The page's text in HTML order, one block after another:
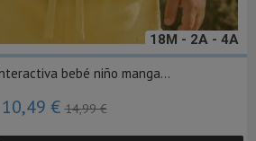
18M - 2A - 4A
bebé niño manga...
10,49 €14,99 €